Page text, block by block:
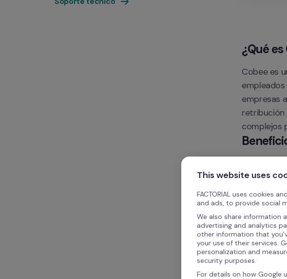
¿Qué
Cobee es
empresas
retribución
complejos
Los
cursos
Al
día sin
equipo.
Mantén
nuevas
This website uses
FACTORIAL uses cookies
and ads, to provide social
We also share information
advertising and analytics
other information that
your use of their services.
personalization and
security purposes.
For details on how Google